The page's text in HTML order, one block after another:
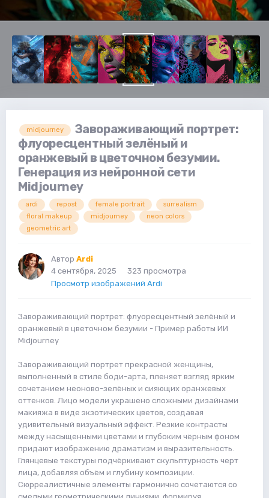
midjourney
Завораживающий портрет:
флуоресцентный зелёный и
оранжевый в цветочном безумии.
Генерация из нейронной сети
Midjourney
ardi repost female portrait
surrealism
floral makeup
midjourney
neon colors
geometric art
Автор Ardi
4 сентября, 2025
323 просмотра
Просмотр изображений Ardi
Завораживающий портрет: флуоресцентный зелёный и
оранжевый в цветочном безумии - Пример работы ИИ
Midjourney
Завораживающий портрет прекрасной женщины,
выполненный в стиле боди-арта, пленяет взгляд ярким
сочетанием неоново-зелёных и сияющих оранжевых
оттенков. Лицо модели украшено сложными дизайнами
макияжа в виде экзотических цветов, создавая
удивительный визуальный эффект. Резкие контрасты
между насыщенными цветами и глубоким чёрным фоном
придают изображению драматизм и выразительность.
Глянцевые текстуры подчёркивают скульптурность черт
лица, добавляя объём и глубину композиции.
Сюрреалистичные элементы гармонично сочетаются со